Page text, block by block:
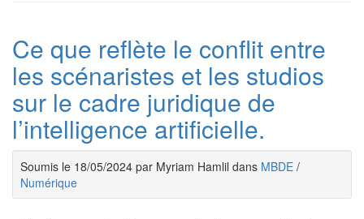
Ce que reflète le conflit entre
les scénaristes et les studios
sur le cadre juridique de
l’intelligence artificielle.
Soumis le 18/05/2024 par Myriam Hamlil dans MBDE /
Numérique